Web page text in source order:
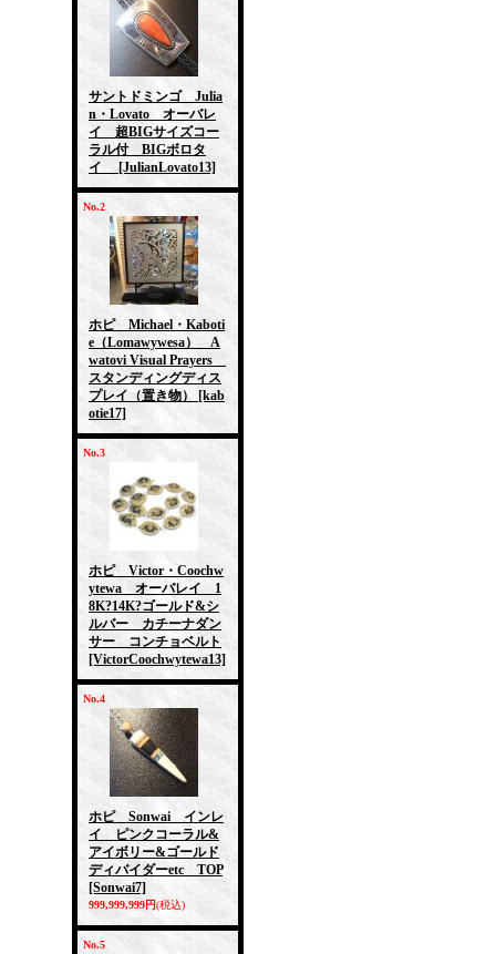
サントドミンゴ Julia
n・Lovato オーバレ
イ 超BIGサイズコー
ラル付 BIGボロタ
イ
[JulianLovato13]
No.2
ホピ Michael・Kaboti
e（Lomawywesa） A
watovi Visual Prayers
スタンディングディス
プレイ（置き物）
[kab
otie17]
No.3
ホピ Victor・Coochw
ytewa オーバレイ 1
8K?14K?ゴールド&シ
ルバー カチーナダン
サー コンチョベルト
[VictorCoochwytewa13]
No.4
ホピ Sonwai インレ
イ ピンクコーラル&
アイボリー&ゴールド
ディバイダーetc TOP
[Sonwai7]
999,999,999円(税込)
No.5